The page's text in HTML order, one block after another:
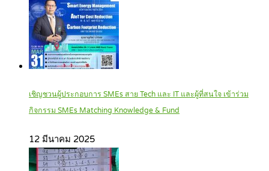
เชิญชวนผู้ประกอบการ SMEs สาย Tech และ IT และผู้ที่สนใจ เข้าร่วม
กิจกรรม SMEs Matching Knowledge & Fund
12 มีนาคม 2025